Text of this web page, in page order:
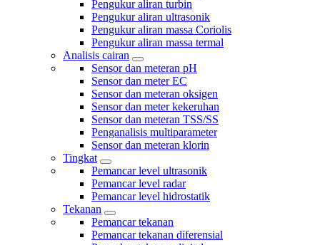
Pengukur aliran turbin
Pengukur aliran ultrasonik
Pengukur aliran massa Coriolis
Pengukur aliran massa termal
Analisis cairan
Sensor dan meteran pH
Sensor dan meter EC
Sensor dan meteran oksigen
Sensor dan meter kekeruhan
Sensor dan meteran TSS/SS
Penganalisis multiparameter
Sensor dan meteran klorin
Tingkat
Pemancar level ultrasonik
Pemancar level radar
Pemancar level hidrostatik
Tekanan
Pemancar tekanan
Pemancar tekanan diferensial